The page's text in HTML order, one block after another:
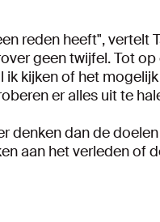
reden heeft", vertelt
geen twijfel. Tot
ik kijken of het
er alles uit te
denken dan de
aan het verleden of